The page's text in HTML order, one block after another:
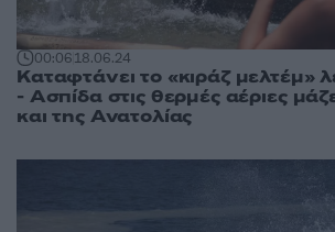
00:0618.06.24
Καταφτάνει το «κιράζ μελτέμ»
- Ασπίδα στις θερμές αέριες
και της Ανατολίας